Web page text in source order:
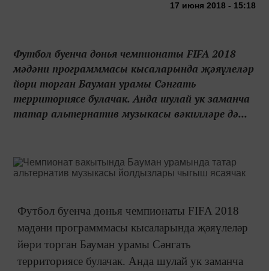
17 июня 2018 - 15:18
Футбол буенча дөнья чемпионаты FIFA 2018
мәдәни программмасы кысаларында җәяүлеләр
йөри торган Бауман урамы Сәнгать
территориясе булачак. Анда шулай ук заманча
татар альтернатив музыкасы вәкилләре дә...
Футбол буенча дөнья чемпионаты FIFA 2018
мәдәни программмасы кысаларында җәяүлеләр
йөри торган Бауман урамы Сәнгать
территориясе булачак. Анда шулай ук заманча